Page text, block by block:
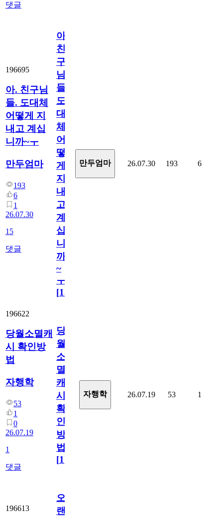
댓글
196695
아. 친구님
들. 도대체
어떻게 지
내고 계십
니까~ㅜ
만두엄마
193
6
1
26.07.30
15
댓글
아.
친
구
님
들.
도
대
체
어
떻
게
지
내
고
계
십
니
까
~
ㅜ
[15
만두엄마 26.07.30 193 6
196622
당월소멸캐
시 확인방
법
자행학
53
1
0
26.07.19
1
댓글
당
월
소
멸
캐
시
확
인
방
법
[1]
자행학 26.07.19 53 1
196613
오
랜